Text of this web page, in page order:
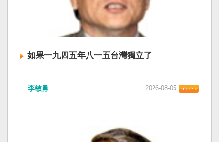
如果一九四五年八一五台灣獨立了
李敏勇 2026-08-05